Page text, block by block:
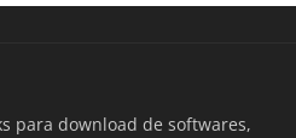
para download de softwares,